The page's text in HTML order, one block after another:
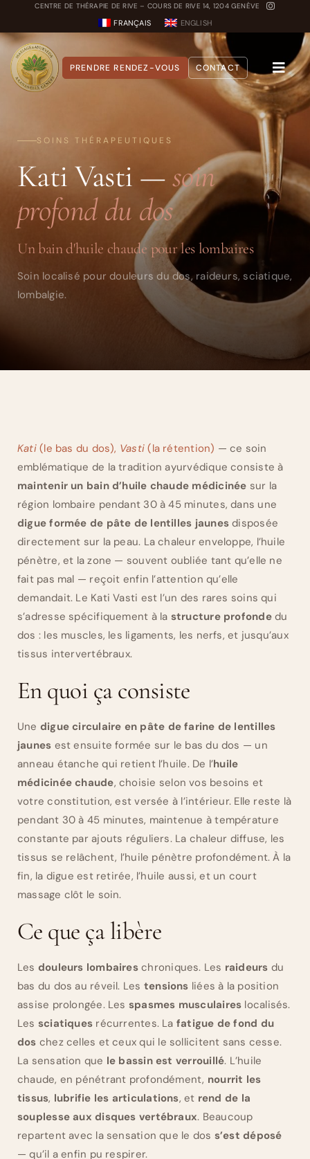
contenu
CENTRE DE THÉRAPIE DE RIVE – COURS DE RIVE 14, 1204 GENÈVE
FRANÇAIS ENGLISH
Toggle
Carnet Ayurvédique
Quiz Dosha
PRENDRE RENDEZ-VOUS CONTACT
SOINS THÉRAPEUTIQUES
Kati Vasti —soin
profond du dos
Un bain d'huile chaude pour les lombaires
Soin localisé pour douleurs du dos, raideurs, sciatique,
lombalgie.
Kati(le bas du dos), Vasti (la rétention) — ce soin
emblématique de la tradition ayurvédique consiste à
maintenir un bain d’huile chaude médicinée sur la
région lombaire pendant 30 à 45 minutes, dans une
digue formée de pâte de lentilles jaunesdisposée
directement sur la peau. La chaleur enveloppe, l’huile
pénètre, et la zone — souvent oubliée tant qu’elle ne
fait pas mal — reçoit enfin l’attention qu’elle
demandait. Le Kati Vasti est l’un des rares soins qui
s’adresse spécifiquement à la structure profondedu
dos : les muscles, les ligaments, les nerfs, et jusqu’aux
tissus intervertébraux.
En quoi ça consiste
Une digue circulaire en pâte de farine de lentilles
jaunes est ensuite formée sur le bas du dos — un
anneau étanche qui retient l’huile. De l’huile
médicinée chaude, choisie selon vos besoins et
votre constitution, est versée à l’intérieur. Elle reste là
pendant 30 à 45 minutes, maintenue à température
constante par ajouts réguliers. La chaleur diffuse, les
tissus se relâchent, l’huile pénètre profondément. À la
fin, la digue est retirée, l’huile aussi, et un court
massage clôt le soin.
Ce que ça libère
Les douleurs lombaireschroniques. Les raideurs du
bas du dos au réveil. Les tensions liées à la position
assise prolongée. Les spasmes musculaires localisés.
Les sciatiques récurrentes. La fatigue de fond du
dos chez celles et ceux qui le sollicitent sans cesse.
La sensation que le bassin est verrouillé. L’huile
chaude, en pénétrant profondément, nourrit les
tissus, lubrifie les articulations, et rend de la
souplesse aux disques vertébraux. Beaucoup
repartent avec la sensation que le dos s’est déposé
— qu’il a enfin pu respirer.